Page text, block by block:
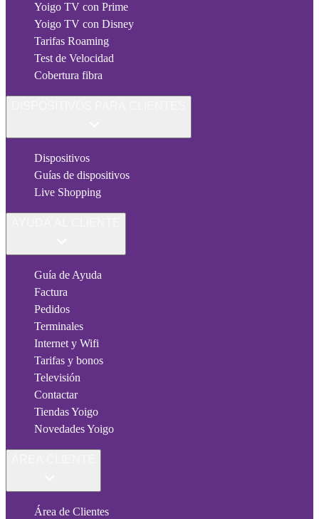
Yoigo TV con Prime
Yoigo TV con Disney
Tarifas Roaming
Test de Velocidad
Cobertura fibra
Dispositivos
Guías de dispositivos
Live Shopping
Guía de Ayuda
Factura
Pedidos
Terminales
Internet y Wifi
Tarifas y bonos
Televisión
Contactar
Tiendas Yoigo
Novedades Yoigo
Área de Clientes